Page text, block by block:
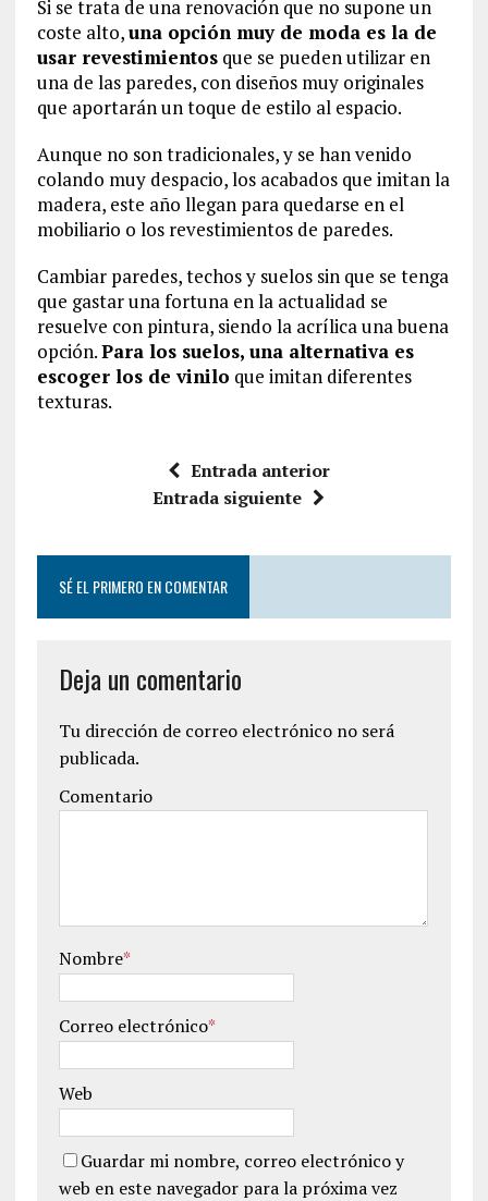
Si se trata de una renovación que no supone un
coste alto,una opción muy de moda es la de
usar revestimientosque se pueden utilizar en
una de las paredes, con diseños muy originales
que aportarán un toque de estilo al espacio.
Aunque no son tradicionales, y se han venido
colando muy despacio, los acabados que imitan la
madera, este año llegan para quedarse en el
mobiliario o los revestimientos de paredes.
Cambiar paredes, techos y suelos sin que se tenga
que gastar una fortuna en la actualidad se
resuelve con pintura, siendo la acrílica una buena
opción.Para los suelos, una alternativa es
escoger los de vinilo que imitan diferentes
texturas.
Entrada anterior
Entrada siguiente
SÉ EL PRIMERO EN COMENTAR
Deja un comentario
Tu dirección de correo electrónico no será
publicada.
Comentario
Nombre*
Correo electrónico*
Web
Guardar mi nombre, correo electrónico y
web en este navegador para la próxima vez